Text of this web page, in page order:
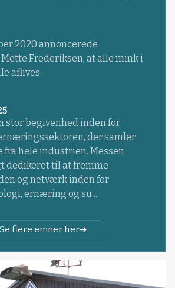
2020 annoncerede
Frederiksen, at alle mink i
aflives.
stor begivenhed inden for
der samler
fra hele industrien. Messen
dedikeret til at fremme
og netværk inden for
ernæring og su...
Se flere emner her